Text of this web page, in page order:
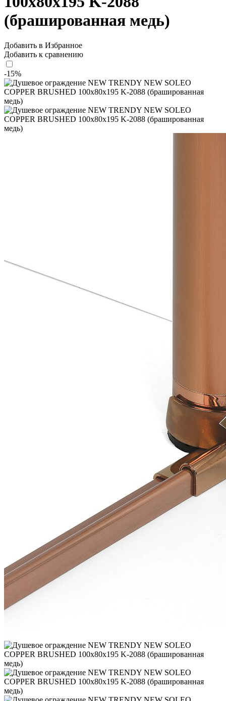
(брашированная медь)
Добавить в Избранное
Добавить к сравнению
-15%